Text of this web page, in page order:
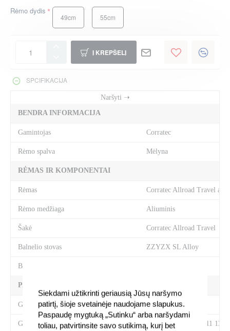
Siekdami užtikrinti geriausią Jūsų naršymo
patirtį, šioje svetainėje naudojame slapukus.
Paspaudę mygtuką „Sutinku“ arba naršydami
toliau, patvirtinsite savo sutikimą, kurį bet
Rėmo dydis
49cm 55cm
Į KREPŠELĮ
SPCIFIKACIJA
BENDRA INFORMACIJA
Gamintojas Corratec
Rėmo spalva Mėlyna
RĖMAS IR KOMPONENTAI
Rėmas Corratec Allroad Travel
Rėmo medžiaga Aliuminis
Šakė Corratec Allroad Travel
Balnelio stovas ZZYZX SL Alloy
Balnelis
PAVARŲ SISTEMA
Galinis pavarų perjungėjas Shimano Claris 8S
Galinis žvaigždžių blokas Shimano HG50, 8s; 11 13